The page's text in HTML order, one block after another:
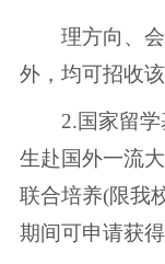
理方向、会
外，均可招收
2.国家留学
生赴国外一流
联合培养(限我
期间可申请获